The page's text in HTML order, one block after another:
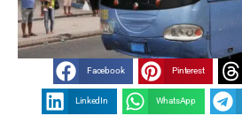
Facebook Pinterest
LinkedIn WhatsApp